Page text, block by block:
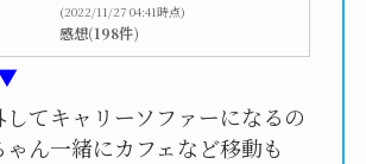
(2022/11/27 04:41時点)
感想(198件)
してキャリーソファーになるの
ん一緒にカフェなど移動も